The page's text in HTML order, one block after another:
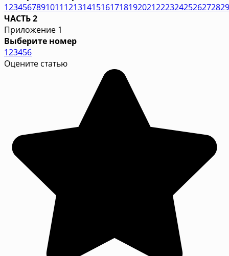
1234567891011121314151617181920212223242526272829
ЧАСТЬ 2
Приложение 1
Выберите номер
123456
Оцените статью